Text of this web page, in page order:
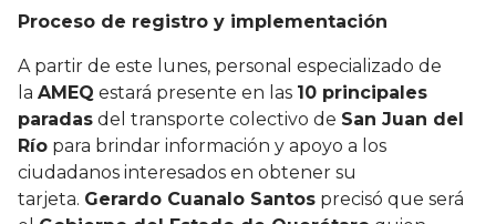
Proceso de registro y implementación
A partir de este lunes, personal especializado de
la AMEQ estará presente en las 10 principales
paradas del transporte colectivo de San Juan del
Río para brindar información y apoyo a los
ciudadanos interesados en obtener su
tarjeta. Gerardo Cuanalo Santos precisó que será